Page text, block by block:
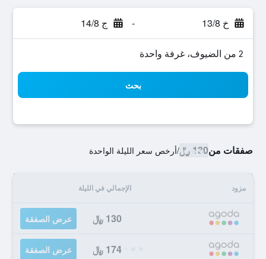
خ 13/8 - ج 14/8
2 من الضيوف، غرفة واحدة
بحث
صفقات من130 ﷼ /أرخص سعر الليلة الواحدة
مزود الإجمالي في الليلة
130 ﷼ عرض الصفقة
174 ﷼ عرض الصفقة